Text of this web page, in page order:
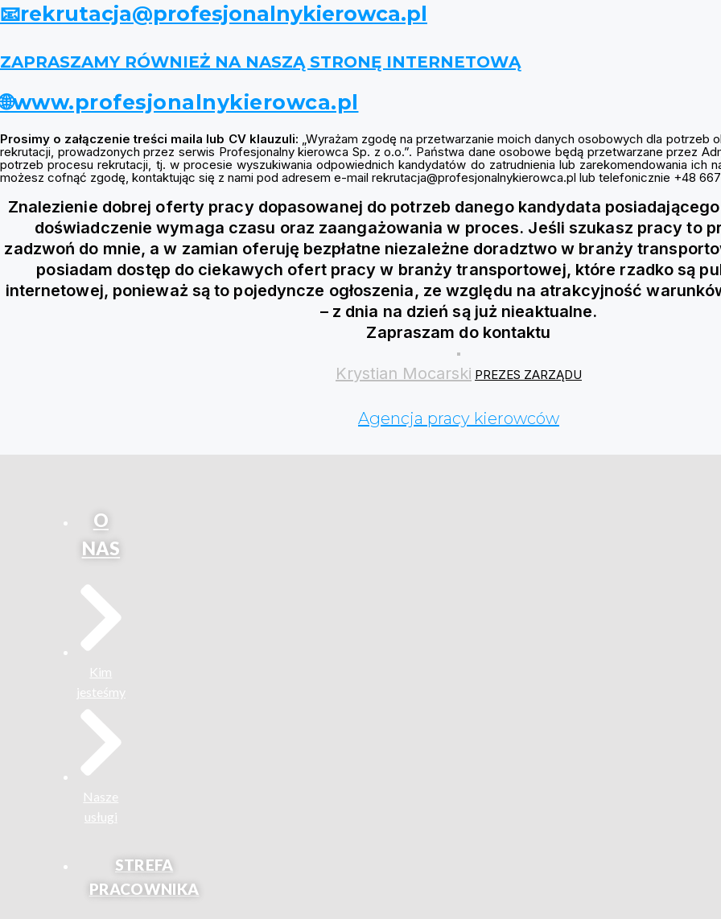
📧rekrutacja@profesjonalnykierowca.pl
ZAPRASZAMY RÓWNIEŻ NA NASZĄ STRONĘ INTERNETOWĄ
🌐www.profesjonalnykierowca.pl
Prosimy o załączenie treści maila lub CV klauzuli: „Wyrażam zgodę na przetwarzanie moich danych osobowych dla potrzeb
rekrutacji, prowadzonych przez serwis Profesjonalny kierowca Sp. z o.o.”. Państwa dane osobowe będą przetwarzane przez
potrzeb procesu rekrutacji, tj. w procesie wyszukiwania odpowiednich kandydatów do zatrudnienia lub zarekomendowania ich
możesz cofnąć zgodę, kontaktując się z nami pod adresem e-mail rekrutacja@profesjonalnykierowca.pl lub telefonicznie +48
Znalezienie dobrej oferty pracy dopasowanej do potrzeb danego kandydata
doświadczenie wymaga czasu oraz zaangażowania w proces. Jeśli szukasz pracy to
zadzwoń do mnie, a w zamian oferuję bezpłatne niezależne doradztwo w branży
posiadam dostęp do ciekawych ofert pracy w branży transportowej, które rzadko są
internetowej, ponieważ są to pojedyncze ogłoszenia, ze względu na atrakcyjność
– z dnia na dzień są już nieaktualne.
Zapraszam do kontaktu
Krystian Mocarski PREZES ZARZĄDU
Agencja pracy kierowców
O
NAS
Kim
jesteśmy
Nasze
usługi
STREFA
PRACOWNIKA